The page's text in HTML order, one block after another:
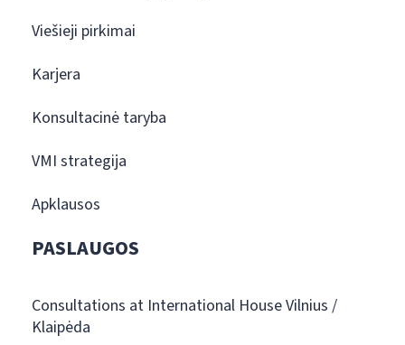
Viešieji pirkimai
Karjera
Konsultacinė taryba
VMI strategija
Apklausos
PASLAUGOS
Consultations at International House Vilnius /
Klaipėda